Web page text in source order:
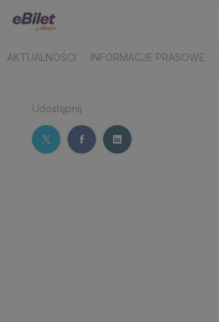
AKTUALNOŚCI INFORMACJE PRASOWE
Udostępnij